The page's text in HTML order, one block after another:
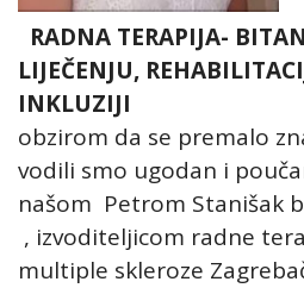
RADNA TERAPIJA-
LIJEČENJU,
obzirom da se premalo
vodili smo ugodan i
našom Petrom Stanišak
, izvoditeljicom radne
multiple skleroze